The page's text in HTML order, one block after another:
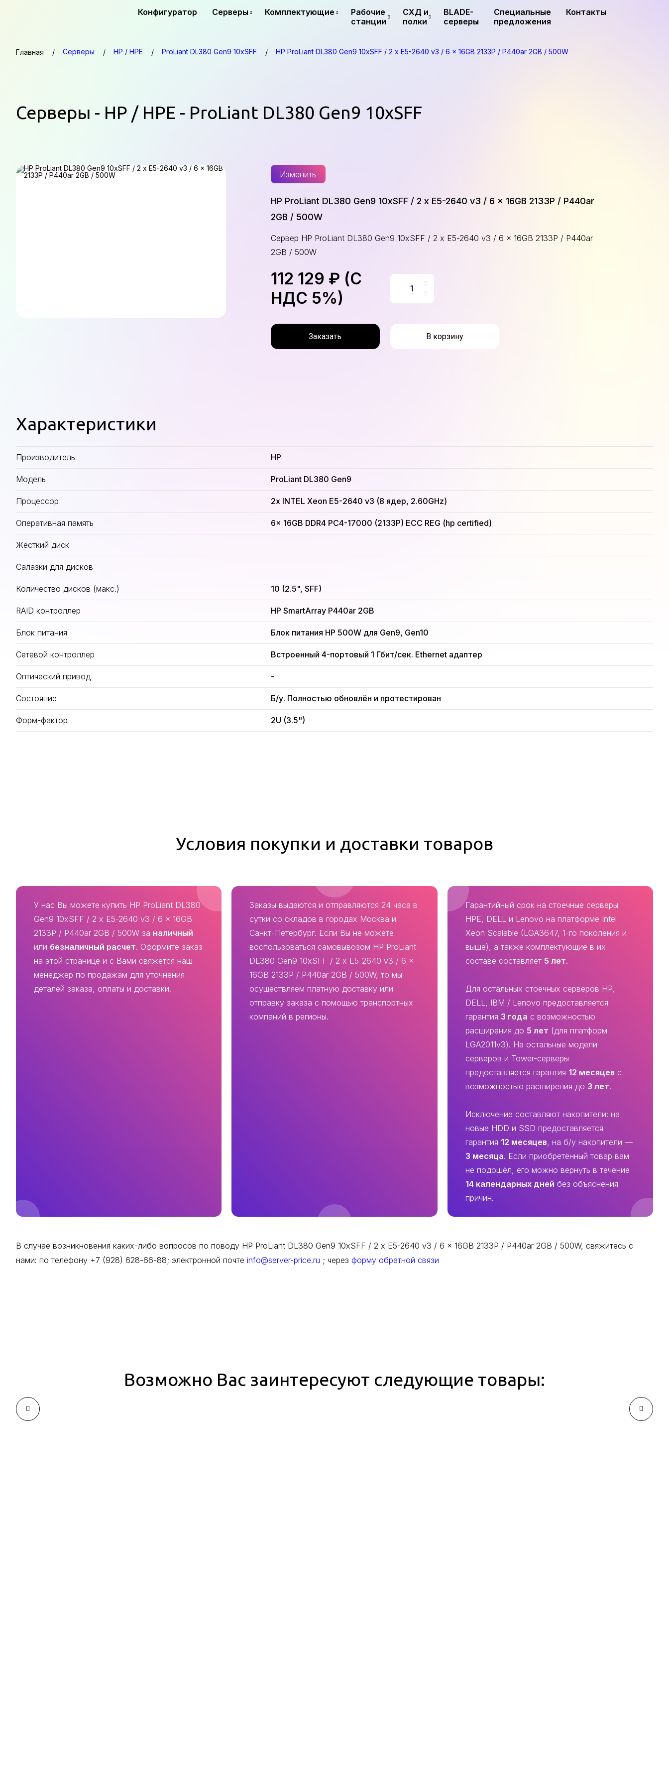
Конфигуратор Серверы Комплектующие
Рабочие
станции
СХД и
полки
BLADE-
серверы
Специальные
предложения
Контакты
Главная Серверы HP / HPE ProLiant DL380 Gen9 10xSFF HP ProLiant DL380 Gen9 10xSFF / 2 x E5-2640 v3 / 6 x 16GB 2133P / P440ar 2GB / 500W
Серверы - HP / HPE - ProLiant DL380 Gen9 10xSFF
Изменить
HP ProLiant DL380 Gen9 10xSFF / 2 x E5-2640 v3 / 6 x 16GB 2133P / P440ar
2GB / 500W
Сервер HP ProLiant DL380 Gen9 10xSFF / 2 x E5-2640 v3 / 6 x 16GB 2133P / P440ar
2GB / 500W
112 129 ₽ (С
НДС 5%)
Заказать В корзину
Характеристики
Производитель HP
Модель ProLiant DL380 Gen9
Процессор 2x INTEL Xeon E5-2640 v3 (8 ядер, 2.60GHz)
Оперативная память 6x 16GB DDR4 PC4-17000 (2133P) ECC REG (hp certified)
Жёсткий диск
Салазки для дисков
Количество дисков (макс.) 10 (2.5", SFF)
RAID контроллер HP SmartArray P440ar 2GB
Блок питания Блок питания HP 500W для Gen9, Gen10
Сетевой контроллер Встроенный 4-портовый 1 Гбит/сек. Ethernet адаптер
Оптический привод -
Состояние Б/у. Полностью обновлён и протестирован
Форм-фактор 2U (3.5")
Условия покупки и доставки товаров
У нас Вы можете купить HP ProLiant DL380
Gen9 10xSFF / 2 x E5-2640 v3 / 6 x 16GB
2133P / P440ar 2GB / 500W за наличный
или безналичный расчет. Оформите заказ
на этой странице и с Вами свяжется наш
менеджер по продажам для уточнения
деталей заказа, оплаты и доставки.
Заказы выдаются и отправляются 24 часа в
сутки со складов в городах Москва и
Санкт-Петербург. Если Вы не можете
воспользоваться самовывозом HP ProLiant
DL380 Gen9 10xSFF / 2 x E5-2640 v3 / 6 x
16GB 2133P / P440ar 2GB / 500W, то мы
осуществляем платную доставку или
отправку заказа с помощью транспортных
компаний в регионы.
Гарантийный срок на стоечные серверы
HPE, DELL и Lenovo на платформе Intel
Xeon Scalable (LGA3647, 1-го поколения и
выше), а также комплектующие в их
составе составляет 5 лет.
Для остальных стоечных серверов HP,
DELL, IBM / Lenovo предоставляется
гарантия 3 года с возможностью
расширения до 5 лет (для платформ
LGA2011v3). На остальные модели
серверов и Tower-серверы
предоставляется гарантия 12 месяцев с
возможностью расширения до 3 лет.
Исключение составляют накопители: на
новые HDD и SSD предоставляется
гарантия 12 месяцев, на б/у накопители —
3 месяца. Если приобретённый товар вам
не подошёл, его можно вернуть в течение
14 календарных дней без объяснения
причин.
В случае возникновения каких-либо вопросов по поводу HP ProLiant DL380 Gen9 10xSFF / 2 x E5-2640 v3 / 6 x 16GB 2133P / P440ar 2GB / 500W, свяжитесь с
нами: по телефону +7 (928) 628-66-88; электронной почте info@server-price.ru ; через форму обратной связи
Возможно Вас заинтересуют следующие товары: